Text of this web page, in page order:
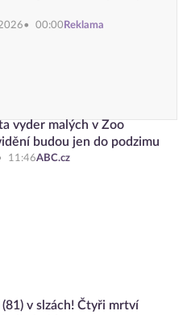
00:00 Reklama
vyder malých v Zoo
budou jen do podzimu
11:46ABC.cz
(81) v slzách! Čtyři mrtví